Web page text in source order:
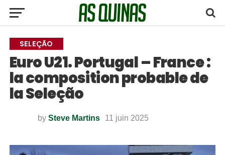
SELEÇÃO
Euro U21. Portugal – France :
la composition probable de
la Seleção
by Steve Martins 11 juin 2025